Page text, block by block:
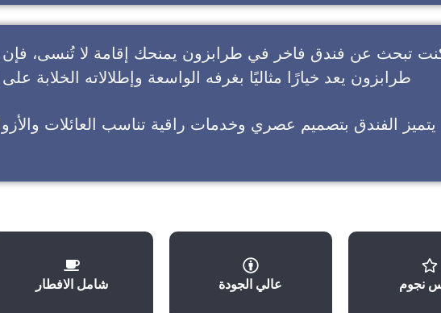
كنت تبحث عن فندق فاخر في طرابزون يمنحك إقامة لا تُنسى، فإن
طرابزون يعد خيارًا مثاليًا بغرفه الواسعة وإطلالاته الخلابة
يتميز الفندق بتصميم عصري وخدمات راقية تناسب العائلات
نجوم عالي الجودة شامل الافطار